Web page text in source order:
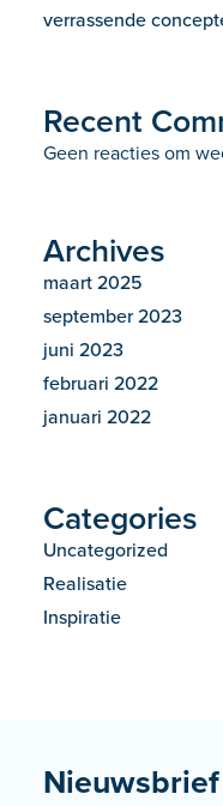
verrassende
Recent
Geen reacties om
Archives
maart 2025
september 2023
juni 2023
februari 2022
januari 2022
Categories
Uncategorized
Realisatie
Inspiratie